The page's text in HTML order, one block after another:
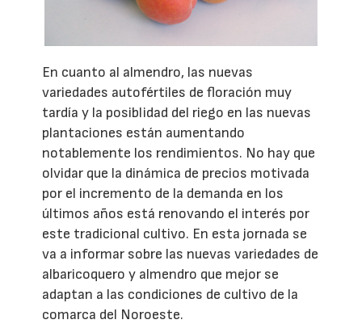
En cuanto al almendro, las nuevas
variedades autofértiles de floración muy
tardía y la posiblidad del riego en las nuevas
plantaciones están aumentando
notablemente los rendimientos. No hay que
olvidar que la dinámica de precios motivada
por el incremento de la demanda en los
últimos años está renovando el interés por
este tradicional cultivo. En esta jornada se
va a informar sobre las nuevas variedades de
albaricoquero y almendro que mejor se
adaptan a las condiciones de cultivo de la
comarca del Noroeste.